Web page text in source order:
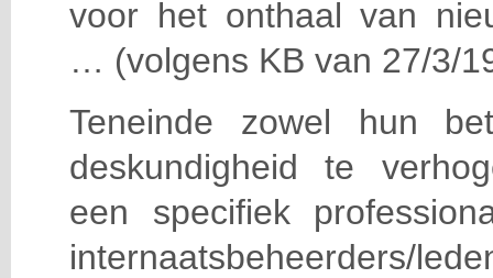
voor het onthaal van
… (volgens KB van 27/3/
Teneinde zowel hun
deskundigheid te
een specifiek